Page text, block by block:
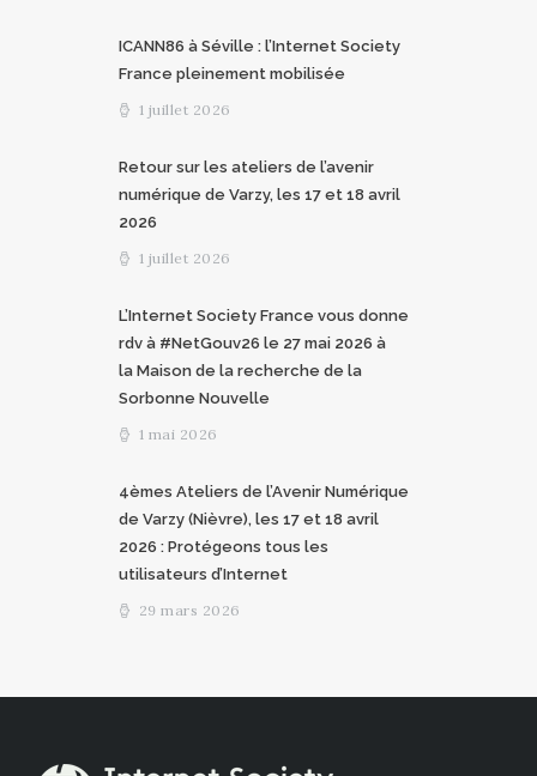
ICANN86 à Séville : l’Internet Society
France pleinement mobilisée
1 juillet 2026
Retour sur les ateliers de l’avenir
numérique de Varzy, les 17 et 18 avril
2026
1 juillet 2026
L’Internet Society France vous donne
rdv à #NetGouv26 le 27 mai 2026 à
la Maison de la recherche de la
Sorbonne Nouvelle
1 mai 2026
4èmes Ateliers de l’Avenir Numérique
de Varzy (Nièvre), les 17 et 18 avril
2026 : Protégeons tous les
utilisateurs d’Internet
29 mars 2026